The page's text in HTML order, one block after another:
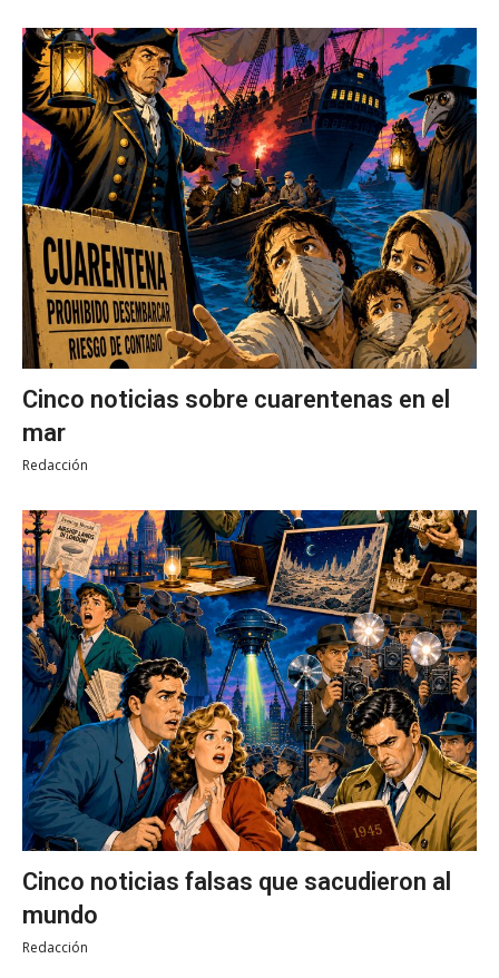
Cinco noticias sobre cuarentenas en el
mar
Redacción
Cinco noticias falsas que sacudieron al
mundo
Redacción